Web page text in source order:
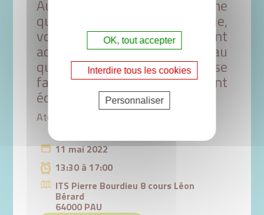
Au travers de cet atelier cuisine
qui alliera théorie et pratique,
vous allez découvrir comment
accompagner les publics au
quotidien pour se nourrir, se
faire plaisir, tout en mangeant
équilibré.
Atelier cuisine
11 mai 2022
13:30 à 17:00
ITS Pierre Bourdieu 8 cours Léon
Bérard
64000 PAU
OK, tout accepter
Interdire tous les cookies
Personnaliser